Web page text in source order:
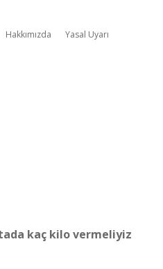
Hakkımızda Yasal Uyarı
kaç kilo vermeliyiz